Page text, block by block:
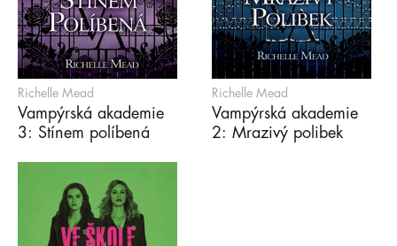
Richelle Mead
Vampýrská akademie
3: Stínem políbená
Richelle Mead
Vampýrská akademie
2: Mrazivý polibek